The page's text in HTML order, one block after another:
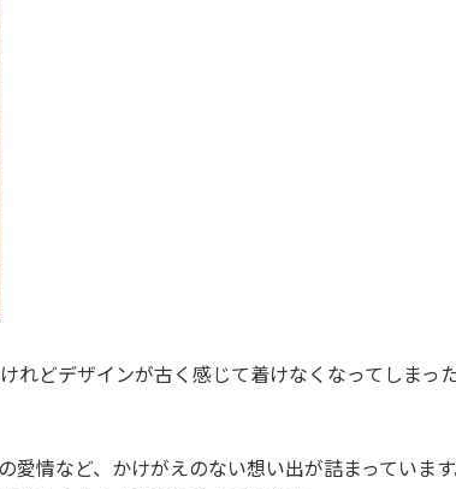
れどデザインが古く感じて着けなくなってしまっ
愛情など、かけがえのない想い出が詰まっていま